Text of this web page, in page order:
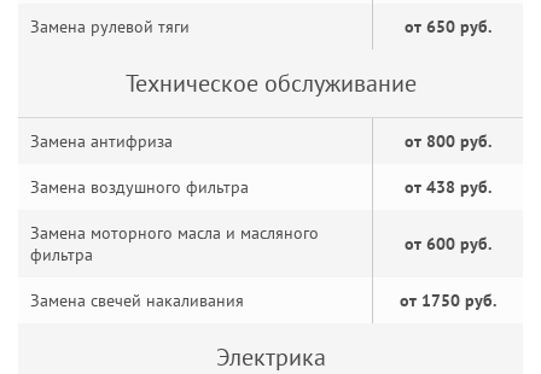
Замена рулевой тяги от 650 руб.
Техническое обслуживание
Замена антифриза от 800 руб.
Замена воздушного фильтра от 438 руб.
Замена моторного масла и масляного
фильтра
от 600 руб.
Замена свечей накаливания от 1750 руб.
Электрика